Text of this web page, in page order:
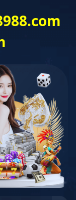
企业
数：5037